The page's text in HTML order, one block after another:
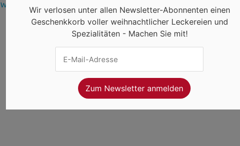
Werbung
Wir verlosen unter allen Newsletter-Abonnenten einen
Geschenkkorb voller weihnachtlicher Leckereien und
Spezialitäten - Machen Sie mit!